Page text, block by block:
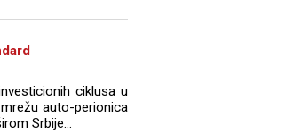
ciklusa u
auto-perionica
Srbije...